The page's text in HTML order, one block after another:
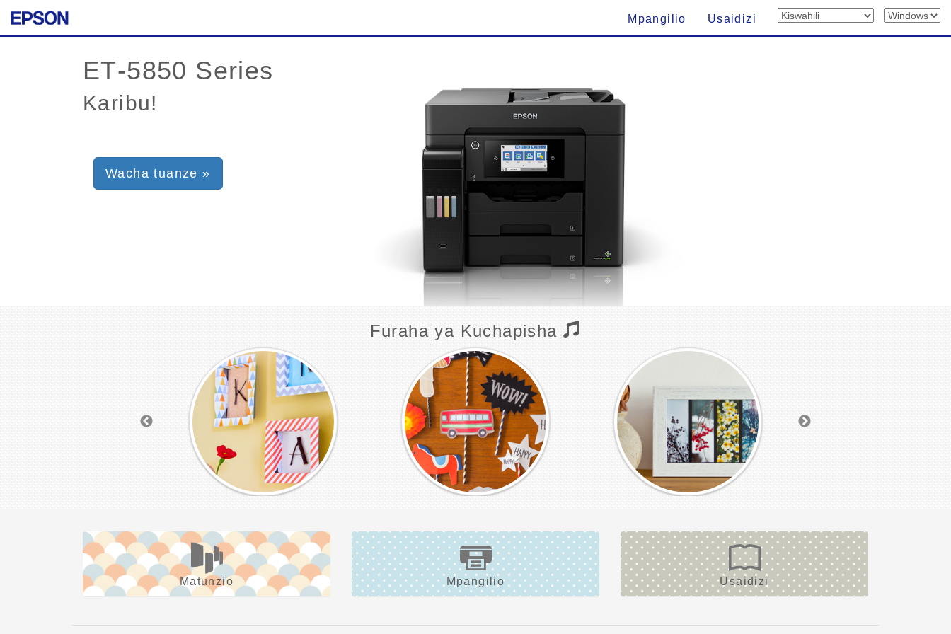
Mpangilio Usaidizi
Karibu!
Wacha tuanze »
Furaha ya Kuchapisha
Matunzio Mpangilio Usaidizi